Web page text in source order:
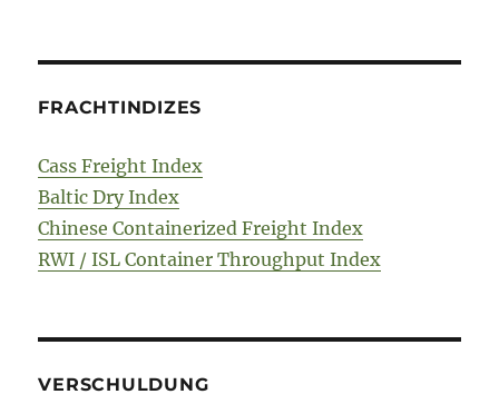
FRACHTINDIZES
Cass Freight Index
Baltic Dry Index
Chinese Containerized Freight Index
RWI / ISL Container Throughput Index
VERSCHULDUNG